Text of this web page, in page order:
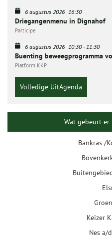
6 augustus 2026 16:30
Driegangenmenu in Dignahof
Participe
6 augustus 2026 10:30-11:30
Buenting beweegprogramma
Platform KKP
Volledige UitAgenda
Wat gebeurt
Bankras /
Keizer
Nes a/